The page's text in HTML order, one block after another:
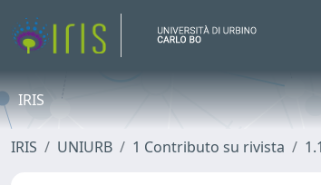
IRIS
IRIS UNIURB 1 Contributo su rivista